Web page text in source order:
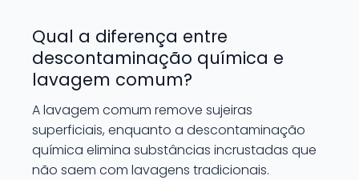
Qual a diferença entre
descontaminação química e
lavagem comum?
A lavagem comum remove sujeiras
superficiais, enquanto a descontaminação
química elimina substâncias incrustadas que
não saem com lavagens tradicionais.